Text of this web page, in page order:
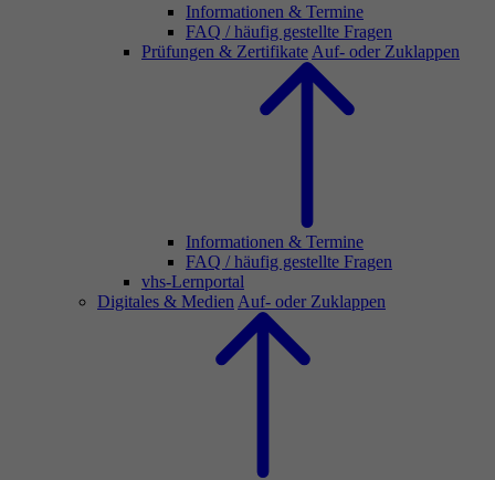
Informationen & Termine
FAQ / häufig gestellte Fragen
Prüfungen & Zertifikate Auf- oder Zuklappen
Informationen & Termine
FAQ / häufig gestellte Fragen
vhs-Lernportal
Digitales & Medien Auf- oder Zuklappen